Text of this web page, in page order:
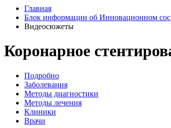
Главная
Блок информации об Инновационном
Видеосюжеты
Коронарное
Подробно
Заболевания
Методы диагностики
Методы лечения
Клиники
Врачи